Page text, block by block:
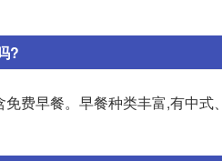
?
费早餐。早餐种类丰富,有中